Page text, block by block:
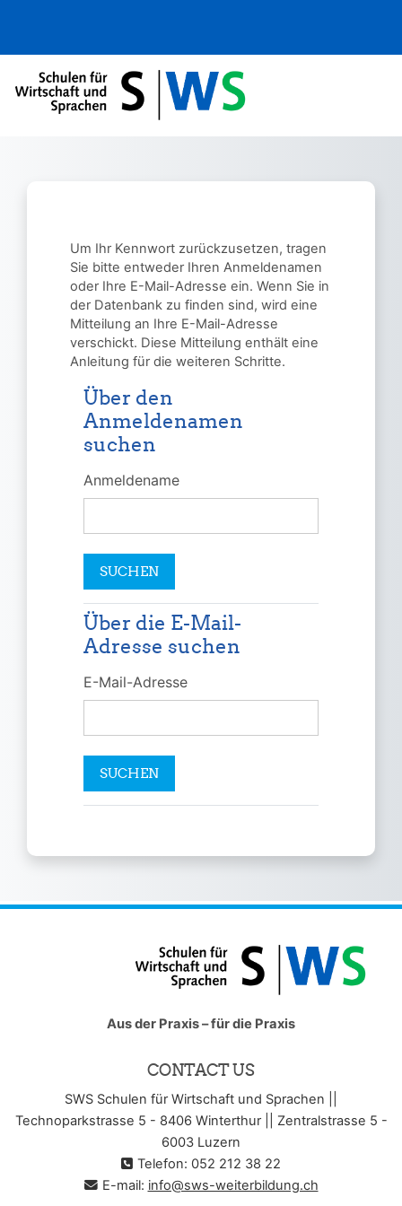
Um Ihr Kennwort zurückzusetzen, tragen
Sie bitte entweder Ihren Anmeldenamen
oder Ihre E-Mail-Adresse ein. Wenn Sie in
der Datenbank zu finden sind, wird eine
Mitteilung an Ihre E-Mail-Adresse
verschickt. Diese Mitteilung enthält eine
Anleitung für die weiteren Schritte.
Über den Anmeldenamen suchen
Über den
Anmeldenamen
suchen
Anmeldename
Über die E-Mail-Adresse suchen
Über die E-Mail-
Adresse suchen
E-Mail-Adresse
Aus der Praxis – für die Praxis
CONTACT US
SWS Schulen für Wirtschaft und Sprachen ||
Technoparkstrasse 5 - 8406 Winterthur || Zentralstrasse 5 -
6003 Luzern
Telefon: 052 212 38 22
E-mail: info@sws-weiterbildung.ch